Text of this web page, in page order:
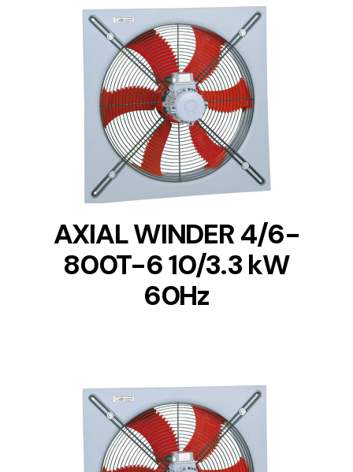
DETAILS
AXIAL WINDER 4/6-
800T-6 10/3.3 kW
60Hz